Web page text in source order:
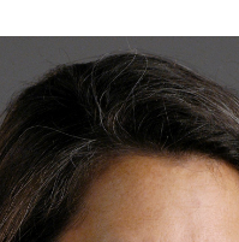
NEWSLETTER ABONNIEREN
LINKS